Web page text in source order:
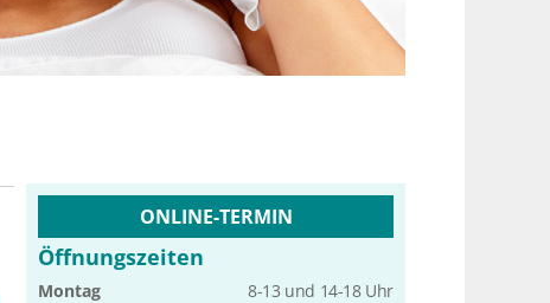
ONLINE-TERMIN
Öffnungszeiten
Montag
8-13 und 14-18 Uhr